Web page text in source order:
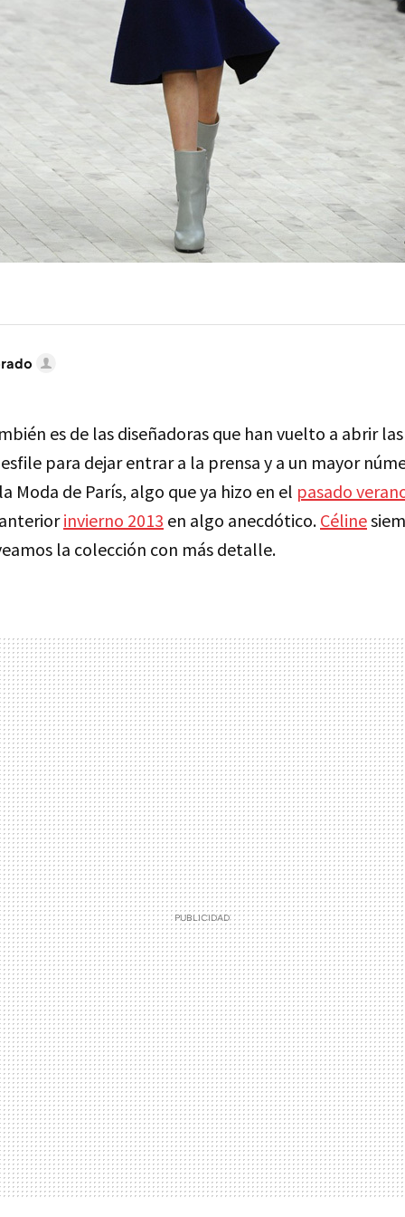
es de las diseñadoras que han vuelto a abrir
para dejar entrar a la prensa y a un mayor
Moda de París, algo que ya hizo en el pasado
invierno 2013 en algo anecdótico. Céline
la colección con más detalle.